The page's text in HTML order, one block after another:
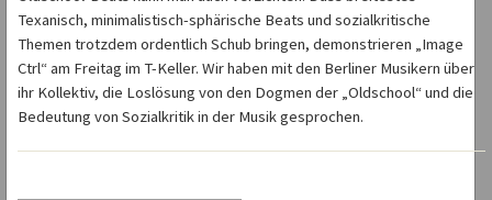
Texanisch, minimalistisch-sphärische Beats und sozialkritische
Themen trotzdem ordentlich Schub bringen, demonstrieren „Image
Ctrl“ am Freitag im T-Keller. Wir haben mit den Berliner Musikern über
ihr Kollektiv, die Loslösung von den Dogmen der „Oldschool“ und die
Bedeutung von Sozialkritik in der Musik gesprochen.